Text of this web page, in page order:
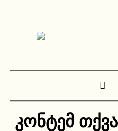
კონტემ თქვა